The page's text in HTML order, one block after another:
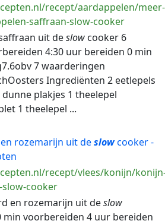
recept/aardappelen/meer-
saffraan-slow-cooker
uit deslow cooker 6
4:30 uur bereiden 0 min
7 waarderingen
Ingrediënten 2 eetlepels
plakjes 1 theelepel
1 theelepel ...
rozemarijn uit deslowcooker -
recept/vlees/konijn/
cooker
en rozemarijn uit deslow
min voorbereiden 4 uur bereiden